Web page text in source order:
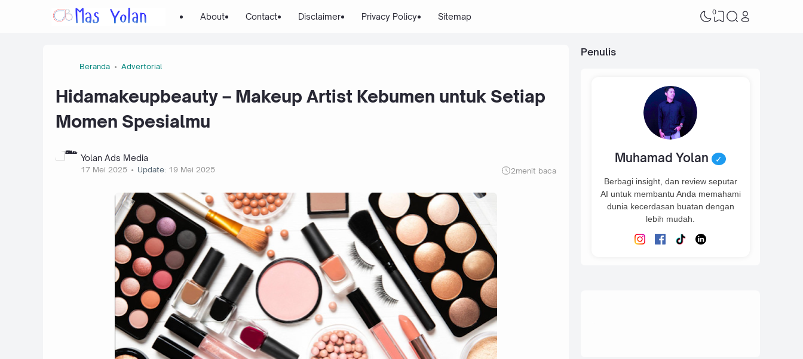
About Contact Disclaimer Privacy Policy Sitemap 0
Beranda Advertorial
Hidamakeupbeauty – Makeup Artist Kebumen untuk Setiap
Momen Spesialmu
Yolan Ads Media
17 Mei 2025 Update: 19 Mei 2025 2menit baca
Penulis
Muhamad Yolan ✓
Berbagi insight, dan review seputar
AI untuk membantu Anda memahami
dunia kecerdasan buatan dengan
lebih mudah.